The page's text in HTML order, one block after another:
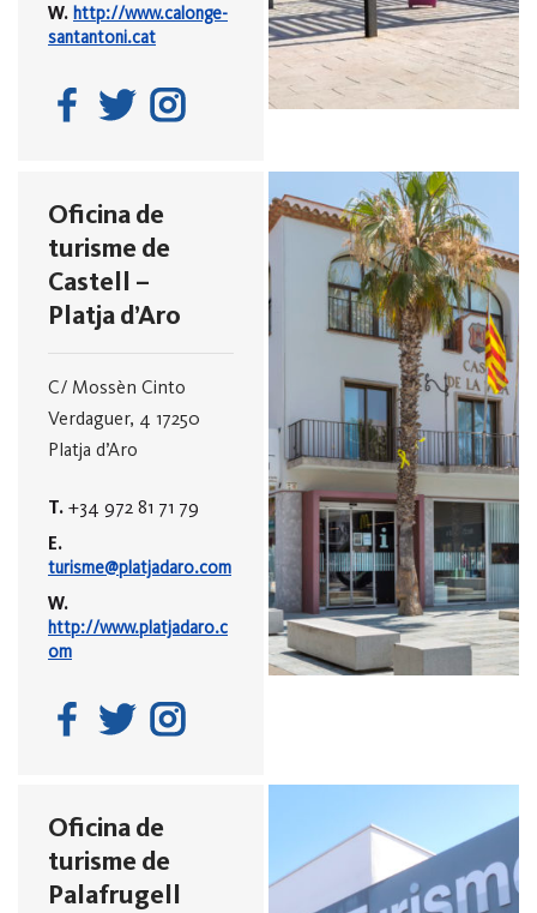
W. http://www.calonge-
santantoni.cat
Oficina de
turisme de
Castell –
Platja d’Aro
C/ Mossèn Cinto
Verdaguer, 4 17250
Platja d’Aro
T. +34 972 81 71 79
E.
turisme@platjadaro.com
W.
http://www.platjadaro.c
om
Oficina de
turisme de
Palafrugell